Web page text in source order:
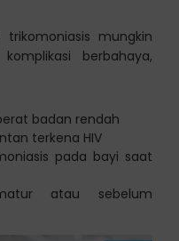
mungkin
berbahaya,
badan rendah
terkena HIV
pada bayi saat
atau sebelum